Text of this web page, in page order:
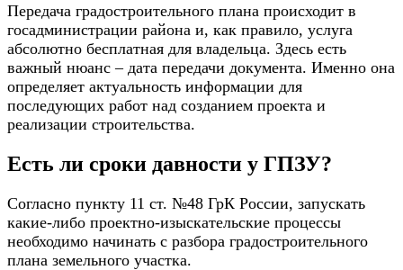
Передача градостроительного плана происходит в
госадминистрации района и, как правило, услуга
абсолютно бесплатная для владельца. Здесь есть
важный нюанс – дата передачи документа. Именно она
определяет актуальность информации для
последующих работ над созданием проекта и
реализации строительства.
Есть ли сроки давности у ГПЗУ?
Согласно пункту 11 ст. №48 ГрК России, запускать
какие-либо проектно-изыскательские процессы
необходимо начинать с разбора градостроительного
плана земельного участка.